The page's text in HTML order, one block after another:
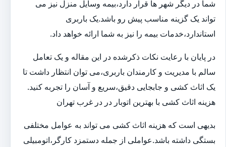
شما در دیگر شهر ها قرار دارد،بیمه وسایل منزل نیز می
تواند یک گزینه مناسب پیش رو باشد.یک باربری
استاندارد،خدمات بیمه را نیز به شما ارائه خواهد داد.
در پایان با رعایت نکات ذکرشده در این مقاله و یک تعامل
سالم با مدیریت و کارمندان باربری،می توان انتظار داشت تا
یک اثاث کشی و جابجایی دقیق،سریع و آسان را تجربه کنید.
هزینه اثاث کشی با بهترین اتوبار در در غرب تهران
بدیهی است که هزینه اثاث کشی می تواند به عوامل مختلفی
بستگی داشته باشد.عواملی از جمله دستمزد کارگر،اتومبیلی